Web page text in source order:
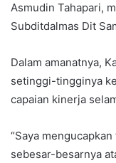
Asmudin Tahapari,
Subditdalmas Dit
Dalam amanatnya,
setinggi-tingginya
capaian kinerja
“Saya
sebesar-besarnya